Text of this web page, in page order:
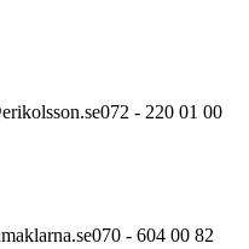
072 - 220 01 00
070 - 604 00 82